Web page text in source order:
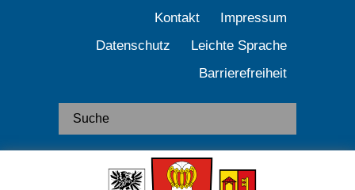
Kontakt
Impressum
Datenschutz
Leichte Sprache
Barrierefreiheit